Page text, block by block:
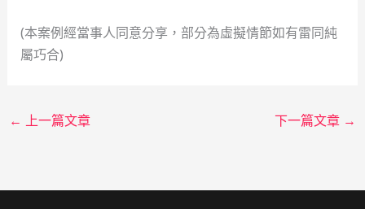
(本案例經當事人同意分享，部分為虛擬情節如有雷同純
屬巧合)
← 上一篇文章 下一篇文章 →